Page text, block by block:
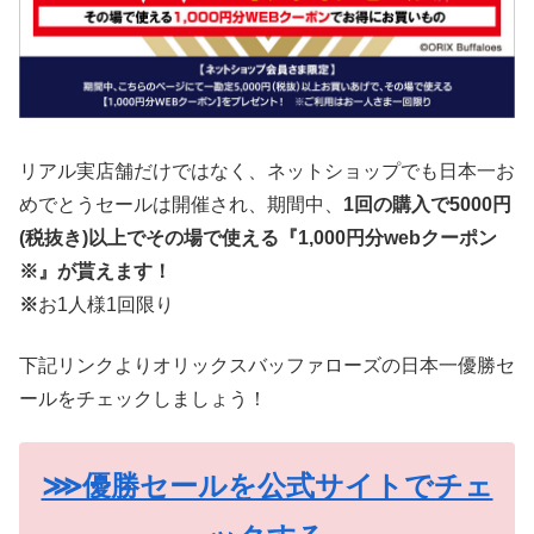
リアル実店舗だけではなく、ネットショップでも日本一お
めでとうセールは開催され、期間中、 1回の購入で5000円
(税抜き)以上でその場で使える『1,000円分webクーポン
※』が貰えます！
※お1人様1回限り
下記リンクよりオリックスバッファローズの日本一優勝セ
ールをチェックしましょう！
⋙優勝セールを公式サイトでチェ